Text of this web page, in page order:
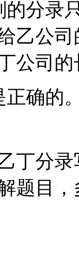
的分录
乙公
公司
正确的
丁分
题目，